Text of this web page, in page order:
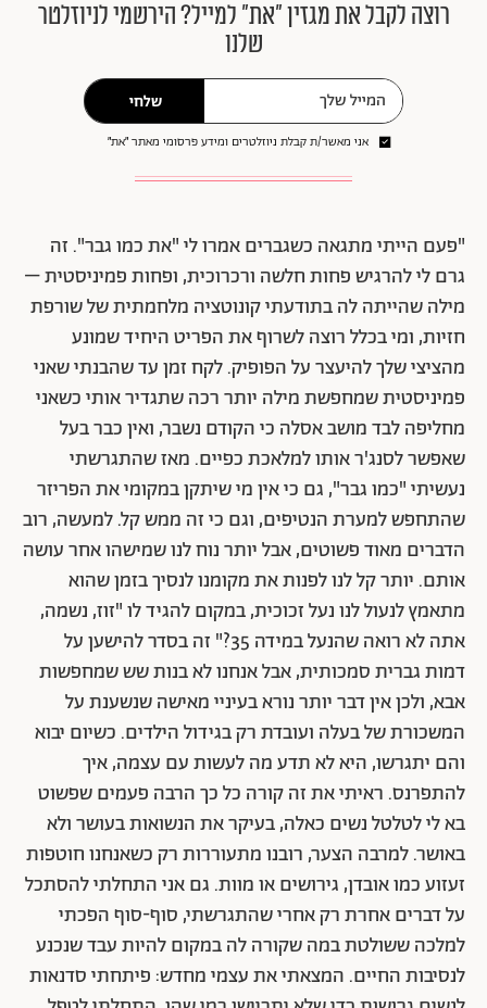
רוצה לקבל את מגזין ״את״ למייל? הירשמי לניוזלטר
שלנו
שלחי
אני מאשר/ת קבלת ניוזלטרים ומידע פרסומי מאתר ״את״
"פעם הייתי מתגאה כשגברים אמרו לי "את כמו גבר". זה
גרם לי להרגיש פחות חלשה ורכרוכית, ופחות פמיניסטית –
מילה שהייתה לה בתודעתי קונוטציה מלחמתית של שורפת
חזיות, ומי בכלל רוצה לשרוף את הפריט היחיד שמונע
מהציצי שלך להיעצר על הפופיק. לקח זמן עד שהבנתי שאני
פמיניסטית שמחפשת מילה יותר רכה שתגדיר אותי כשאני
מחליפה לבד מושב אסלה כי הקודם נשבר, ואין כבר בעל
שאפשר לסנג'ר אותו למלאכת כפיים. מאז שהתגרשתי
נעשיתי "כמו גבר", גם כי אין מי שיתקן במקומי את הפריזר
שהתחפש למערת הנטיפים, וגם כי זה ממש קל. למעשה, רוב
הדברים מאוד פשוטים, אבל יותר נוח לנו שמישהו אחר עושה
אותם. יותר קל לנו לפנות את מקומנו לנסיך בזמן שהוא
מתאמץ לנעול לנו נעל זכוכית, במקום להגיד לו "זוז, נשמה,
אתה לא רואה שהנעל במידה 35?" זה בסדר להישען על
דמות גברית סמכותית, אבל אנחנו לא בנות שש שמחפשות
אבא, ולכן אין דבר יותר נורא בעיניי מאישה שנשענת על
המשכורת של בעלה ועובדת רק בגידול הילדים. כשיום יבוא
והם יתגרשו, היא לא תדע מה לעשות עם עצמה, איך
להתפרנס. ראיתי את זה קורה כל כך הרבה פעמים שפשוט
בא לי לטלטל נשים כאלה, בעיקר את הנשואות בעושר ולא
באושר. למרבה הצער, רובנו מתעוררות רק כשאנחנו חוטפות
זעזוע כמו אובדן, גירושים או מוות. גם אני התחלתי להסתכל
על דברים אחרת רק אחרי שהתגרשתי, סוף-סוף הפכתי
למלכה ששולטת במה שקורה לה במקום להיות עבד שנכנע
לנסיבות החיים. המצאתי את עצמי מחדש: פיתחתי סדנאות